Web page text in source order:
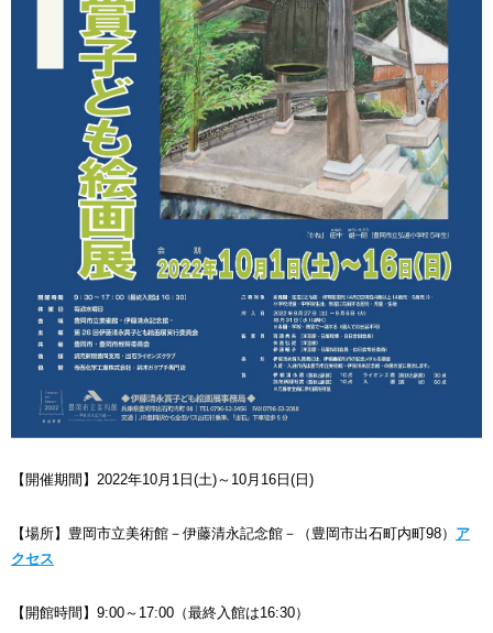
【開催期間】2022年10月1日(土)～10月16日(日)
【場所】豊岡市立美術館－伊藤清永記念館－（豊岡市出石町内町98） ア
クセス
【開館時間】9:00～17:00（最終入館は16:30）